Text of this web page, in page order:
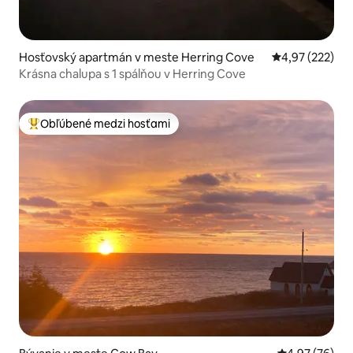
Hosťovský apartmán v meste Herring Cove Priemerné
4,97 (222)
Krásna chalupa s 1 spálňou v Herring Cove
Najobľúbenejšie medzi hosťami
Obľúbené medzi hosťami